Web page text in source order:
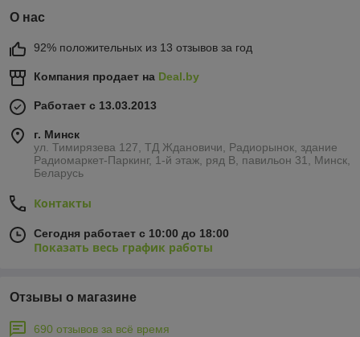
О нас
92% положительных из 13 отзывов за год
Компания продает на Deal.by
Работает с 13.03.2013
г. Минск
ул. Тимирязева 127, ТД Ждановичи, Радиорынок, здание
Радиомаркет-Паркинг, 1-й этаж, ряд В, павильон 31, Минск,
Беларусь
Контакты
Сегодня работает с 10:00 до 18:00
Показать весь график работы
Отзывы о магазине
690 отзывов за всё время